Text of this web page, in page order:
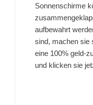
Sonnenschirme
aufbewahrt
sind, machen sie
eine 100% geld-
und klicken sie